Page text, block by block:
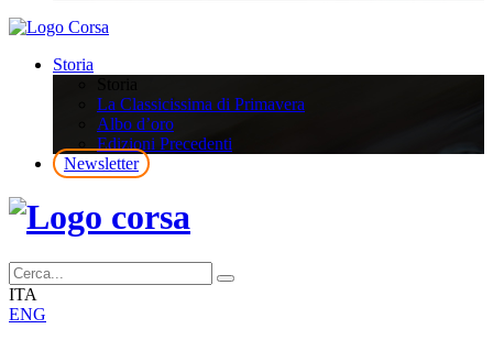
Storia
La Classicissima di Primavera
Albo d’oro
Edizioni Precedenti
Newsletter
ITA
ENG